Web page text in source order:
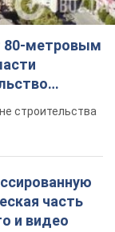
80-метровым
строительства
часть
и видео